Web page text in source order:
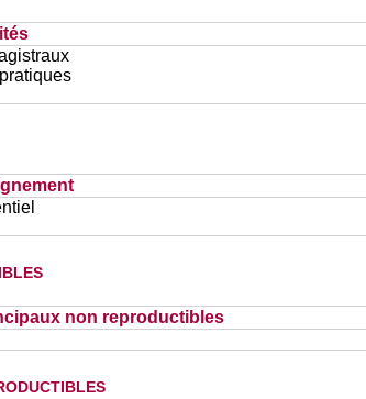
non reproductibles